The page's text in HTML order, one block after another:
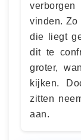
vinden. Zo
die liegt
dit te
groter,
kijken.
zitten
aan.